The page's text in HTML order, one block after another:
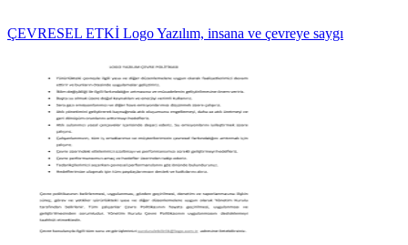
ÇEVRESEL ETKİ Logo Yazılım, insana ve çevreye saygı